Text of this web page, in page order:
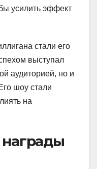
усилить эффект
стали его
выступал
аудиторией, но и
шоу стали
на